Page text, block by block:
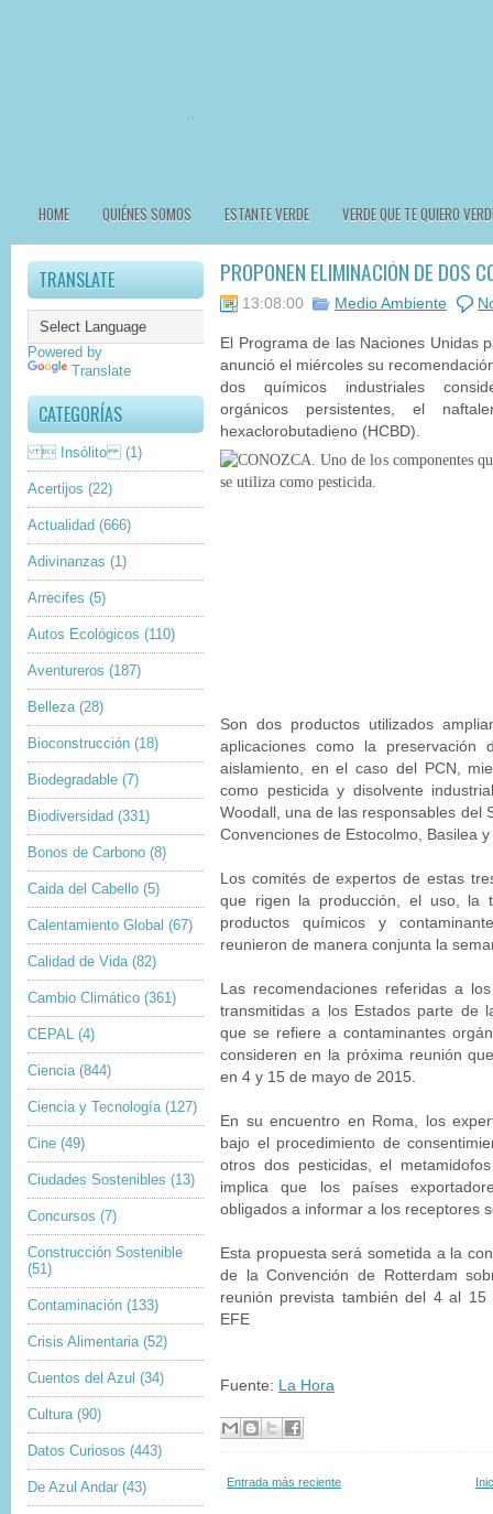
HOME QUIÉNES SOMOS ESTANTE VERDE VERDE QUE TE QUIERO
TRANSLATE
Powered by
Translate
CATEGORÍAS
 Insólito (1)
Acertijos (22)
Actualidad (666)
Adivinanzas (1)
Arrecifes (5)
Autos Ecológicos (110)
Aventureros (187)
Belleza (28)
Bioconstrucción (18)
Biodegradable (7)
Biodiversidad (331)
Bonos de Carbono (8)
Caida del Cabello (5)
Calentamiento Global (67)
Calidad de Vida (82)
Cambio Climático (361)
CEPAL (4)
Ciencia (844)
Ciencia y Tecnología (127)
Cine (49)
Ciudades Sostenibles (13)
Concursos (7)
Construcción Sostenible
(51)
Contaminación (133)
Crisis Alimentaria (52)
Cuentos del Azul (34)
Cultura (90)
Datos Curiosos (443)
De Azul Andar (43)
PROPONEN ELIMINACIÓN DE DOS
13:08:00 Medio Ambiente
El Programa de las Naciones Unidas
anunció el miércoles su
dos químicos industriales
orgánicos persistentes, el
hexaclorobutadieno (HCBD).
Son dos productos utilizados
aplicaciones como la
aislamiento, en el caso del PCN,
como pesticida y disolvente
Woodall, una de las responsables del
Convenciones de Estocolmo, Basilea
Los comités de expertos de estas
que rigen la producción, el uso, la
productos químicos y
reunieron de manera conjunta la
Las recomendaciones referidas a
transmitidas a los Estados parte de
que se refiere a contaminantes
consideren en la próxima reunión
en 4 y 15 de mayo de 2015.
En su encuentro en Roma, los
bajo el procedimiento de
otros dos pesticidas, el
implica que los países
obligados a informar a los receptores
Esta propuesta será sometida a la
de la Convención de Rotterdam
reunión prevista también del 4 al
EFE
Fuente: La Hora
Entrada más reciente